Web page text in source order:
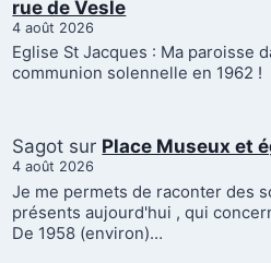
rue de Vesle
4 août 2026
Eglise St Jacques : Ma paroisse
communion solennelle en 1962 !
Sagot sur Place Museux et
4 août 2026
Je me permets de raconter des
présents aujourd'hui , qui
De 1958 (environ)…